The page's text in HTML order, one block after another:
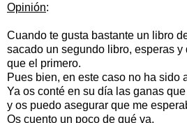
Opinión:
Cuando te gusta bastante un libro
sacado un segundo libro, esperas y
que el primero.
Pues bien, en este caso no ha sido
Ya os conté en su día las ganas
y os puedo asegurar que me
Os cuento un poco de qué va.